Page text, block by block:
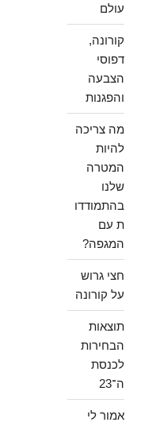
עולם
קורונה,
דפוסי
הצבעה
והפגנות
מה צריכה
להיות
המטרה
שלנו
בהתמודדו
ת עם
המגפה?
חצי גרוש
על קורונה
תוצאות
הבחירות
לכנסת
ה־23
אמור לי